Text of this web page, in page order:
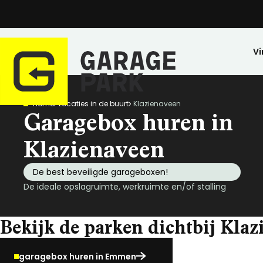
Bekijk alle locaties
Park bezichtigen
Top locaties
Drenthe
Flevoland
Gelderland
Huren Kopen
Opslagruimte
Veilig opgeslagen en 24/7 toegankelijk.
Stalling
De ideale
Wij zijn GaragePark
Meer dan 57 locaties in Nederland.
Ervaringen
Een greep uit
Home Locaties in de buurt Klazienaveen
Garagebox huren in
Klazienaveen
De best beveiligde garageboxen!
De ideale opslagruimte, werkruimte en/of stalling
Bekijk de parken dichtbij
garagebox huren in Emmen